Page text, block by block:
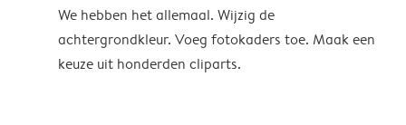
We hebben het allemaal. Wijzig de
achtergrondkleur. Voeg fotokaders toe. Maak een
keuze uit honderden cliparts.